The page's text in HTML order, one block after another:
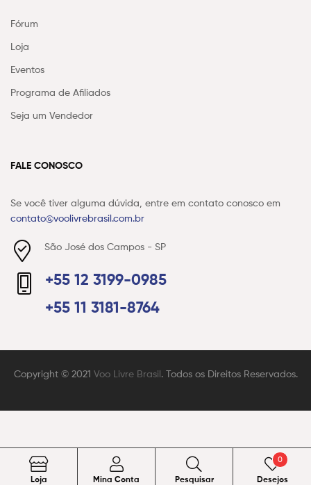
Fórum
Loja
Eventos
Programa de Afiliados
Seja um Vendedor
FALE CONOSCO
Se você tiver alguma dúvida, entre em contato conosco em
contato@voolivrebrasil.com.br
São José dos Campos - SP
+55 12 3199-0985
+55 11 3181-8764
Copyright © 2021 Voo Livre Brasil. Todos os Direitos Reservados.
Loja Mina Conta Pesquisar Pesquisar
Desejos
0